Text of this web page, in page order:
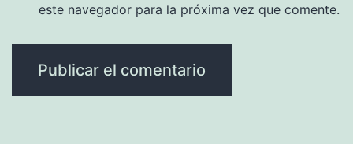
este navegador para la próxima vez que comente.